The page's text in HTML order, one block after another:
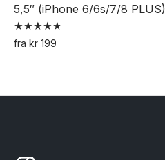
5,5″ (iPhone 6/6s/7/8 PLUS)
Vurdert
4.88
fra kr 199
har